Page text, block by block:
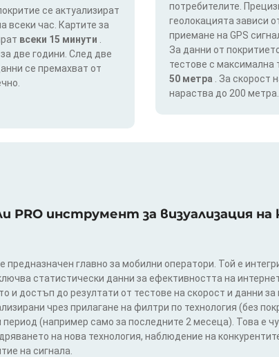
се актуализират
всеки час. Картите за
всеки 15 минути
две години. След две
се премахват от
потребителите.
геолокацията зависи
приемане на GPS
За данни от
тестове с максимална
50 метра
. За скорост
нараства до 200 метра.
PRO инструмент за визуализация
предназначен главно за мобилни оператори. Той е
статистически данни за ефективността на
и достъп до резултати от тестове на скорост и данни за
чрез прилагане на филтри по технология (без
период (например само за последните 2 месеца). Това е
на нова технология, наблюдение на
на сигнала.